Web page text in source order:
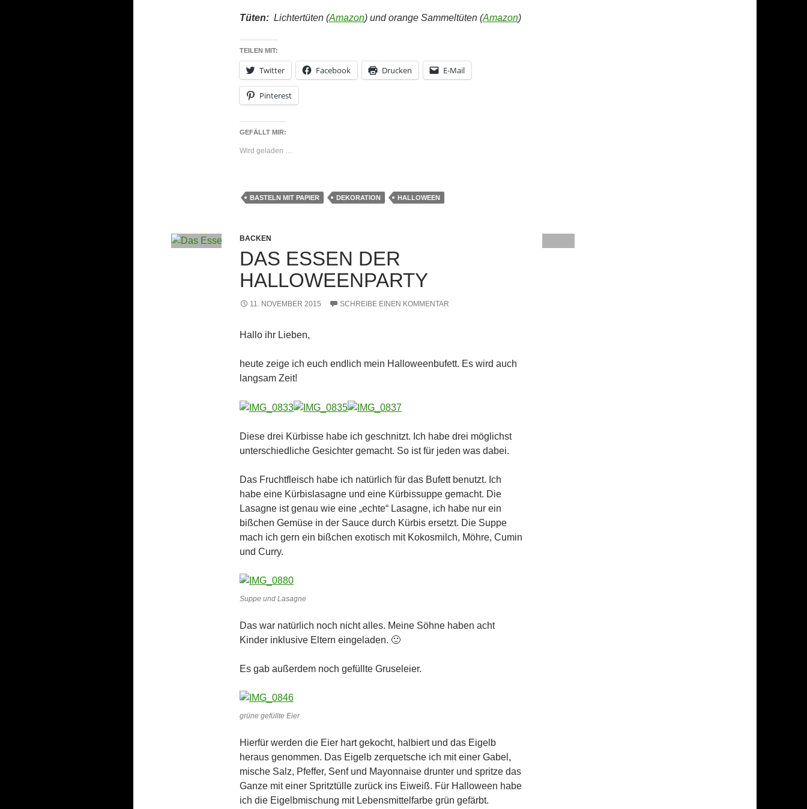
Tüten: Lichtertüten (Amazon) und orange Sammeltüten (Amazon)
TEILEN MIT:
Twitter Facebook Drucken E-Mail
Pinterest
GEFÄLLT MIR:
Wird geladen …
BASTELN MIT PAPIER DEKORATION HALLOWEEN
BACKEN
DAS ESSEN DER
HALLOWEENPARTY
11. NOVEMBER 2015 SCHREIBE EINEN KOMMENTAR
Hallo ihr Lieben,
heute zeige ich euch endlich mein Halloweenbufett. Es wird auch
langsam Zeit!
Diese drei Kürbisse habe ich geschnitzt. Ich habe drei möglichst
unterschiedliche Gesichter gemacht. So ist für jeden was dabei.
Das Fruchtfleisch habe ich natürlich für das Bufett benutzt. Ich
habe eine Kürbislasagne und eine Kürbissuppe gemacht. Die
Lasagne ist genau wie eine „echte“ Lasagne, ich habe nur ein
bißchen Gemüse in der Sauce durch Kürbis ersetzt. Die Suppe
mach ich gern ein bißchen exotisch mit Kokosmilch, Möhre, Cumin
und Curry.
Suppe und Lasagne
Das war natürlich noch nicht alles. Meine Söhne haben acht
Kinder inklusive Eltern eingeladen. 🙂
Es gab außerdem noch gefüllte Gruseleier.
grüne gefüllte Eier
Hierfür werden die Eier hart gekocht, halbiert und das Eigelb
heraus genommen. Das Eigelb zerquetsche ich mit einer Gabel,
mische Salz, Pfeffer, Senf und Mayonnaise drunter und spritze das
Ganze mit einer Spritztülle zurück ins Eiweiß. Für Halloween habe
ich die Eigelbmischung mit Lebensmittelfarbe grün gefärbt.